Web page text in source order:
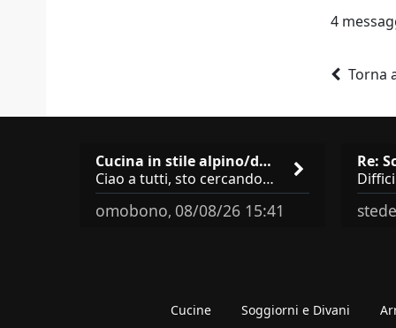
4
Torna
Cucina in stile alpino/dolomi…
Ciao a tutti, sto cercando qualche consiglio su **marchi/produttori di cucine in stile alpino, montano o dolomitico**,
omobono, 08/08/26 15:41
Cucine Soggiorni e Divani